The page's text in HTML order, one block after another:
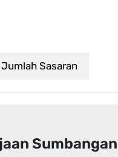
Jumlah Sasaran
Sumbangan